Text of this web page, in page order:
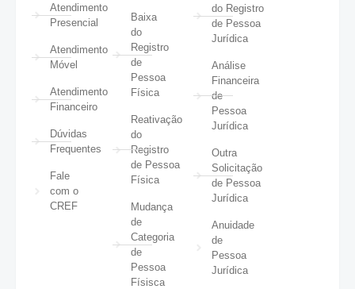
Atendimento
Presencial
Atendimento
Móvel
Atendimento
Financeiro
Dúvidas
Frequentes
Fale
com o
CREF
Baixa
do
Registro
de
Pessoa
Física
Reativação
do
Registro
de Pessoa
Física
Mudança
de
Categoria
de
Pessoa
Físisca
do Registro
de Pessoa
Jurídica
Análise
Financeira
de
Pessoa
Jurídica
Outra
Solicitação
de Pessoa
Jurídica
Anuidade
de
Pessoa
Jurídica